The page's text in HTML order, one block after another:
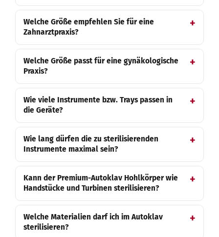
Welche Größe empfehlen Sie für eine
Zahnarztpraxis?
Welche Größe passt für eine gynäkologische
Praxis?
Wie viele Instrumente bzw. Trays passen in
die Geräte?
Wie lang dürfen die zu sterilisierenden
Instrumente maximal sein?
Kann der Premium-Autoklav Hohlkörper wie
Handstücke und Turbinen sterilisieren?
Welche Materialien darf ich im Autoklav
sterilisieren?